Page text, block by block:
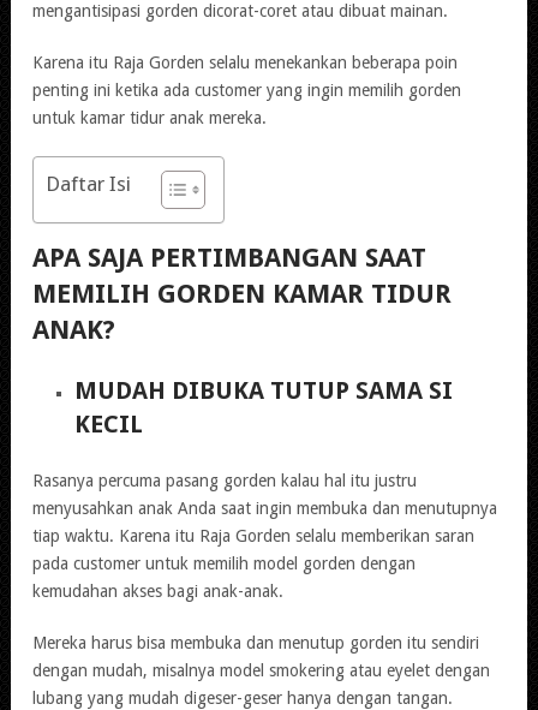
mengantisipasi gorden dicorat-coret atau dibuat mainan.
Karena itu Raja Gorden selalu menekankan beberapa poin
penting ini ketika ada customer yang ingin memilih gorden
untuk kamar tidur anak mereka.
Daftar Isi
APA SAJA PERTIMBANGAN SAAT
MEMILIH GORDEN KAMAR TIDUR
ANAK?
MUDAH DIBUKA TUTUP SAMA SI
KECIL
Rasanya percuma pasang gorden kalau hal itu justru
menyusahkan anak Anda saat ingin membuka dan menutupnya
tiap waktu. Karena itu Raja Gorden selalu memberikan saran
pada customer untuk memilih model gorden dengan
kemudahan akses bagi anak-anak.
Mereka harus bisa membuka dan menutup gorden itu sendiri
dengan mudah, misalnya model smokering atau eyelet dengan
lubang yang mudah digeser-geser hanya dengan tangan.